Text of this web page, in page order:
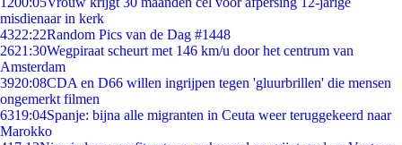
misdienaar in kerk
4322:22Random Pics van de Dag #1448
2621:30Wegpiraat scheurt met 146 km/u door het centrum van
Amsterdam
3920:08CDA en D66 willen ingrijpen tegen 'gluurbrillen' die mensen
ongemerkt filmen
6319:04Spanje: bijna alle migranten in Ceuta weer teruggekeerd naar
Marokko